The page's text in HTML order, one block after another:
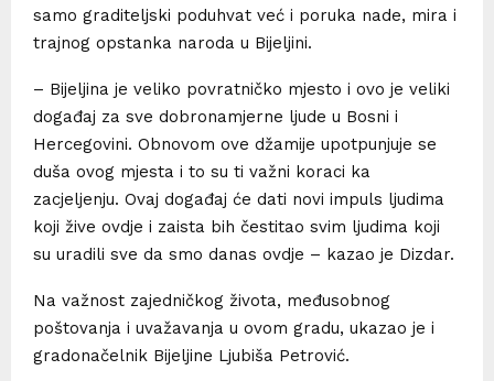
samo graditeljski poduhvat već i poruka nade, mira i
trajnog opstanka naroda u Bijeljini.
– Bijeljina je veliko povratničko mjesto i ovo je veliki
događaj za sve dobronamjerne ljude u Bosni i
Hercegovini. Obnovom ove džamije upotpunjuje se
duša ovog mjesta i to su ti važni koraci ka
zacjeljenju. Ovaj događaj će dati novi impuls ljudima
koji žive ovdje i zaista bih čestitao svim ljudima koji
su uradili sve da smo danas ovdje – kazao je Dizdar.
Na važnost zajedničkog života, međusobnog
poštovanja i uvažavanja u ovom gradu, ukazao je i
gradonačelnik Bijeljine Ljubiša Petrović.